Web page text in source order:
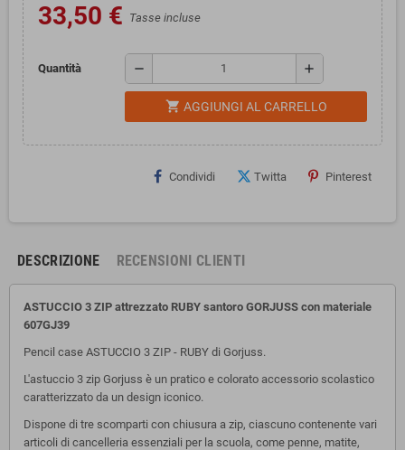
33,50 € Tasse incluse
Quantità remove add
shopping_cart AGGIUNGI AL CARRELLO
Condividi Twitta Pinterest
DESCRIZIONE RECENSIONI CLIENTI
ASTUCCIO 3 ZIP attrezzato RUBY santoro GORJUSS con materiale
607GJ39
Pencil case ASTUCCIO 3 ZIP - RUBY di Gorjuss.
L'astuccio 3 zip Gorjuss è un pratico e colorato accessorio scolastico
caratterizzato da un design iconico.
Dispone di tre scomparti con chiusura a zip, ciascuno contenente vari
articoli di cancelleria essenziali per la scuola, come penne, matite,